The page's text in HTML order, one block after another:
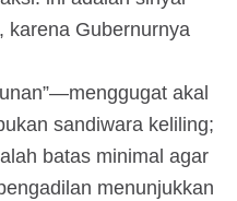
karena Gubernurnya
akal
sandiwara keliling;
batas minimal agar
menunjukkan